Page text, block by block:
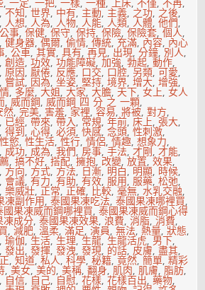
,一定,一把,一樣,一種,上床,不僅,不再,
,不知,世界, 中有,主動,主義, 之功, 之後,
,人想,人為,人物,人能,人類,人體,他們,
事,保健,保守,保持,保險,保險套,個人,
,健身器,偶爾,偷情,傳統, 充滿, 內容, 內心
,公車,其實,具有,再見, 出現,分鐘, 別人,
,創造,功效,功能障礙,加強,勃起,動作,
,原因,厭倦, 反應, 口交, 口腔, 另類,可愛,
, 嘗試, 因為,坐姿,堅持,境界,增大,增強,
, 多麼,大姐,大家,大膽, 天下,女上,女人
,威而鋼,威而鋼 四 分 之 一顆,
然,完美,害羞, 家裡,容易,將被,對方,
, 已經,帶來,帶入, 常規,年前,床上,張大,
,得到,心得,必須,快感,念頭,性刺激,
性慾,性生活,性行,情侶,情趣,想象力,
, 成功, 成為,我們,房事,手法,才剛,才能,
,搞不好,搭配,擁抱, 改變,放置,效果,
, 方向, 方式, 方法, 日漸, 明白, 明顯, 時候,
, 會議,有力,有助,有效,服用,服藥,松弛,
,樂威壯,正常,正確, 比較,毫無,水乳交融,
凍副作用,泰國果凍吃法,泰國果凍哪裡買,
國果凍威而鋼哪裡買,泰國果凍威而鋼心得
凍成分,泰國果凍效果,浪費,消脂,消費,
,減肥,溫柔,滿足,演員,無法,熱量,狀態,
,瑜伽,生活,生理,生龍,生龍活虎, 男下,
,發出,發揮,發洩,發現, 的話,皮膚,盡其,
,知道,私人,科學,秘籍,竟然,簡單,精彩
,美女,美的,美稱,翻身,肌肉,肌膚,脂肪,
, 自信, 自己, 自慰,花樣,花樣百出,藥物,